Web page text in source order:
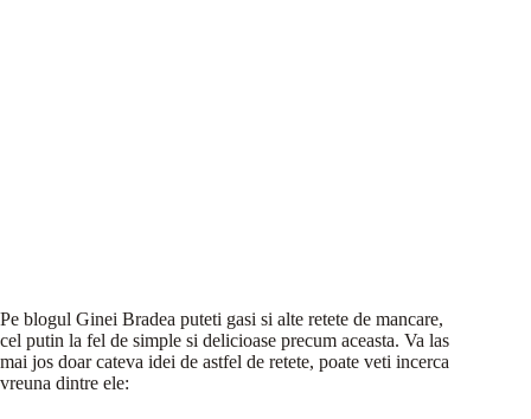
Pe blogul Ginei Bradea puteti gasi si alte retete de mancare,
cel putin la fel de simple si delicioase precum aceasta. Va las
mai jos doar cateva idei de astfel de retete, poate veti incerca
vreuna dintre ele: